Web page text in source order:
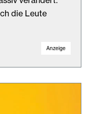
die Leute
Anzeige